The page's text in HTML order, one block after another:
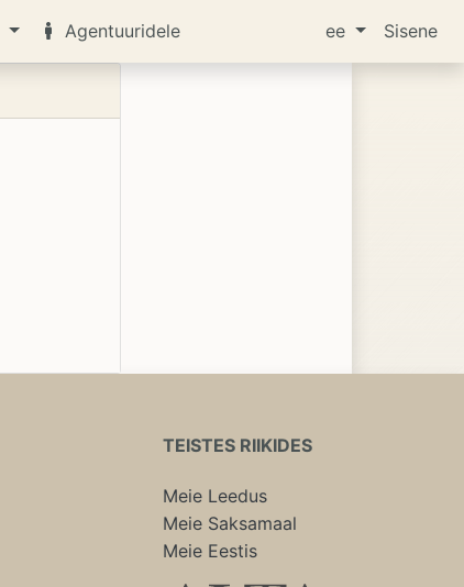
Agentuuridele ee Sisene
TEISTES RIIKIDES
Meie Leedus
Meie Saksamaal
Meie Eestis